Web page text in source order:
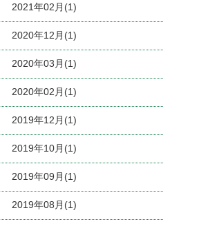
2021年02月(1)
2020年12月(1)
2020年03月(1)
2020年02月(1)
2019年12月(1)
2019年10月(1)
2019年09月(1)
2019年08月(1)